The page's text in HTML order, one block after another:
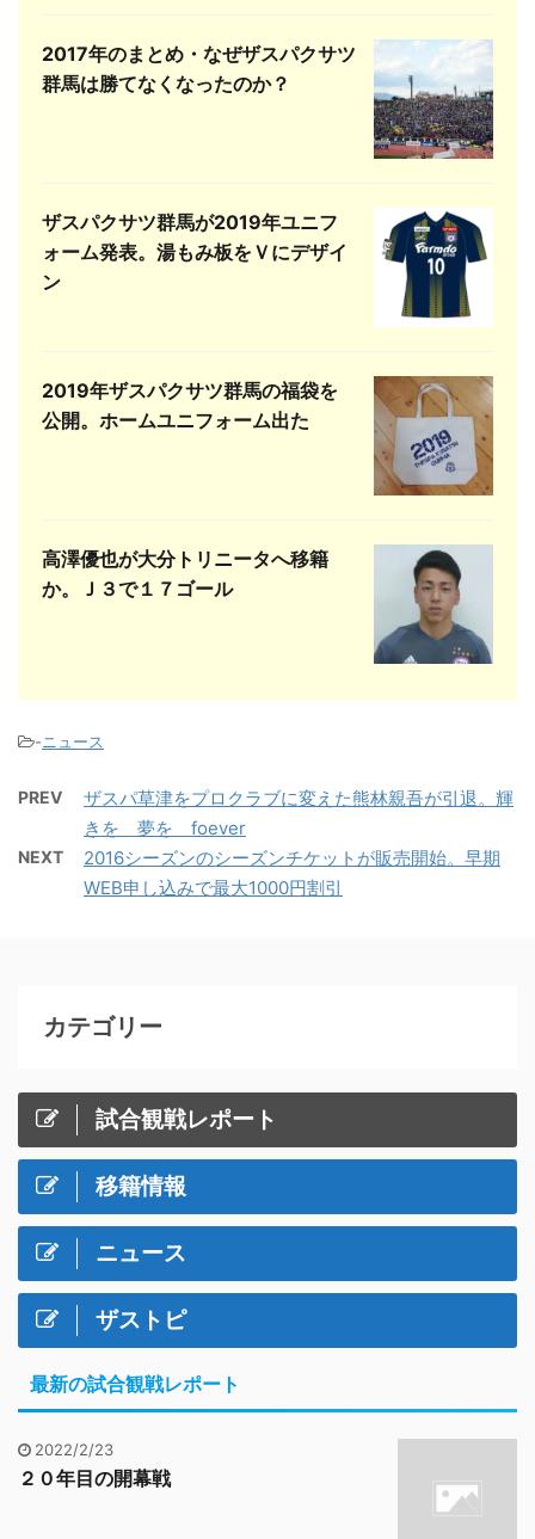
2017年のまとめ・なぜザスパクサツ
群馬は勝てなくなったのか？
ザスパクサツ群馬が2019年ユニフ
ォーム発表。湯もみ板をＶにデザイ
ン
2019年ザスパクサツ群馬の福袋を
公開。ホームユニフォーム出た
高澤優也が大分トリニータへ移籍
か。Ｊ３で１７ゴール
-ニュース
PREV
ザスパ草津をプロクラブに変えた熊林親吾が引退。輝
きを 夢を foever
NEXT
2016シーズンのシーズンチケットが販売開始。早期
WEB申し込みで最大1000円割引
カテゴリー
試合観戦レポート
移籍情報
ニュース
ザストピ
最新の試合観戦レポート
2022/2/23
２０年目の開幕戦